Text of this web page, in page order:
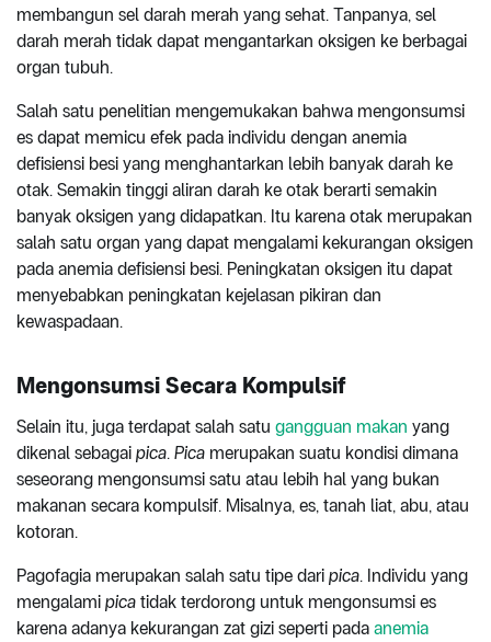
membangun sel darah merah yang sehat. Tanpanya, sel
darah merah tidak dapat mengantarkan oksigen ke berbagai
organ tubuh.
Salah satu penelitian mengemukakan bahwa mengonsumsi
es dapat memicu efek pada individu dengan anemia
defisiensi besi yang menghantarkan lebih banyak darah ke
otak. Semakin tinggi aliran darah ke otak berarti semakin
banyak oksigen yang didapatkan. Itu karena otak merupakan
salah satu organ yang dapat mengalami kekurangan oksigen
pada anemia defisiensi besi. Peningkatan oksigen itu dapat
menyebabkan peningkatan kejelasan pikiran dan
kewaspadaan.
Mengonsumsi Secara Kompulsif
Selain itu, juga terdapat salah satu gangguan makan yang
dikenal sebagai pica. Pica merupakan suatu kondisi dimana
seseorang mengonsumsi satu atau lebih hal yang bukan
makanan secara kompulsif. Misalnya, es, tanah liat, abu, atau
kotoran.
Pagofagia merupakan salah satu tipe dari pica. Individu yang
mengalami pica tidak terdorong untuk mengonsumsi es
karena adanya kekurangan zat gizi seperti pada anemia